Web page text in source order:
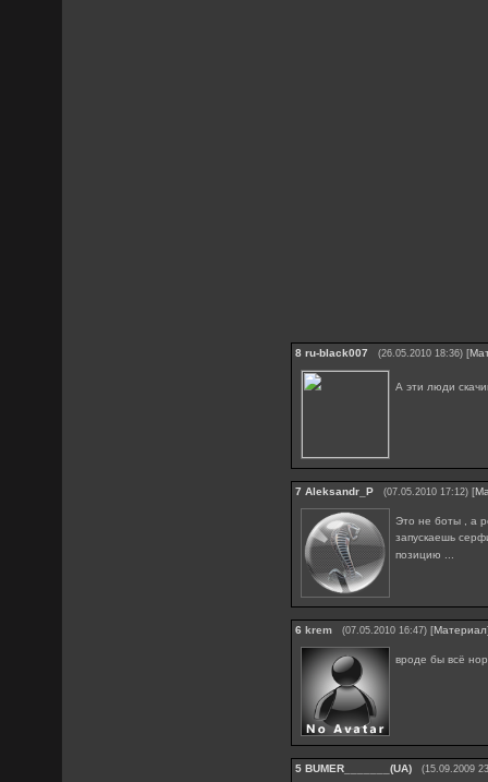
8 ru-black007 (26.05.2010 18:36) [
А эти люди
7 Aleksandr_P (07.05.2010 17:12) [
Это не боты , а
запускаешь
позицию ...
6 krem (07.05.2010 16:47) [Материал
вроде бы всё
5 BUMER_______(UA) (15.09.2009